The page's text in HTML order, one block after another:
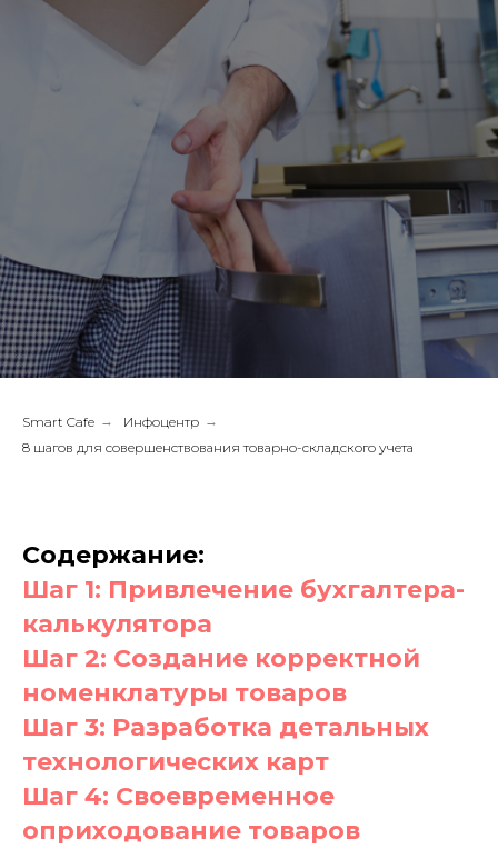
Smart Cafe → Инфоцентр →
8 шагов для совершенствования товарно-складского учета
Содержание:
Шаг 1: Привлечение бухгалтера-
калькулятора
Шаг 2: Создание корректной
номенклатуры товаров
Шаг 3: Разработка детальных
технологических карт
Шаг 4: Своевременное
оприходование товаров